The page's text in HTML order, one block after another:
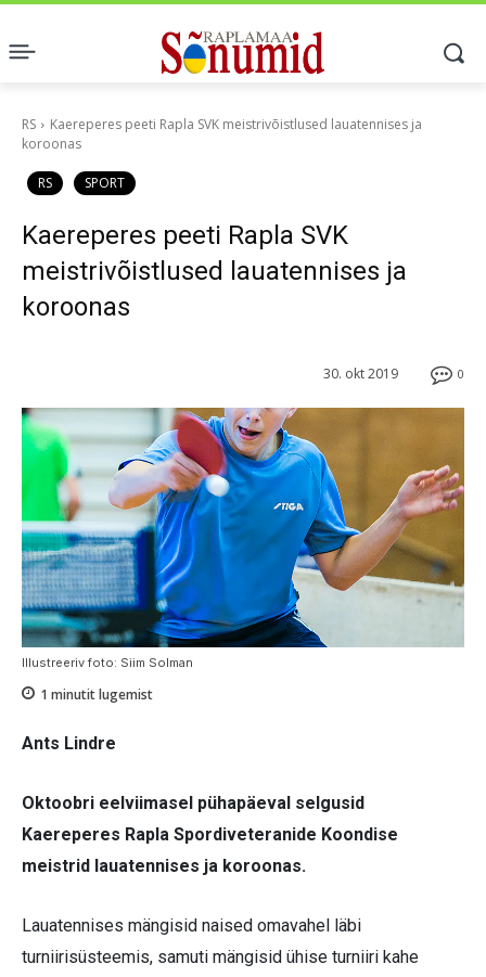
RS
Kaereperes peeti Rapla SVK meistrivõistlused lauatennises ja
koroonas
RS SPORT
Kaereperes peeti Rapla SVK
meistrivõistlused lauatennises ja
koroonas
0
30. okt 2019
Illustreeriv foto: Siim Solman
1 minutit lugemist
Ants Lindre
Oktoobri eelviimasel pühapäeval selgusid
Kaereperes Rapla Spordiveteranide Koondise
meistrid lauatennises ja koroonas.
Lauatennises mängisid naised omavahel läbi
turniirisüsteemis, samuti mängisid ühise turniiri kahe